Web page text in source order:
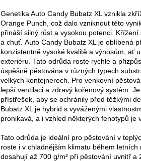
Genetika Auto Candy Bubatz XL vznikla
Orange Punch, což dalo vzniknout této
přináší silný růst a vysokou potenci.
a chuť. Auto Candy Bubatz XL je oblíbená
konzistentně vysoké kvalitě a výnosům, ať
exteriéru. Tato odrůda roste rychle a
úspěšně pěstována v různých typech
velkých kontejnerech. Pro venkovní
lepší ventilaci a zdravý kořenový systém.
přístřešek, aby se ochránily před těžkými
Bubatz XL je hybrid s vyváženými
pronikavá, a i vzhled některých fenotypů je
Tato odrůda je ideální pro pěstování v
roste i v chladnějším klimatu během letních
dosahují až 700 g/m² při pěstování uvnitř